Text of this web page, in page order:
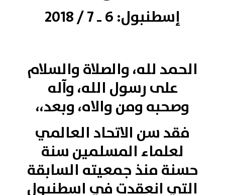
إسطنبول: 6 ـ 7 / 2018
الحمد لله، والصلاة والسلام
على رسول الله، وآله
وصحبه ومن والاه، وبعد،،
فقد سن الاتحاد العالمي
لعلماء المسلمين سنة
حسنة منذ جمعيته السابقة
التي انعقدت في اسطنبول